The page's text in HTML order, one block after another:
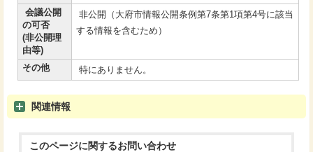
会議公開
の可否
(非公開理
由等)
非公開（大府市情報公開条例第7条第1項第4号に該当
する情報を含むため）
その他 特にありません。
関連情報
このページに関するお問い合わせ